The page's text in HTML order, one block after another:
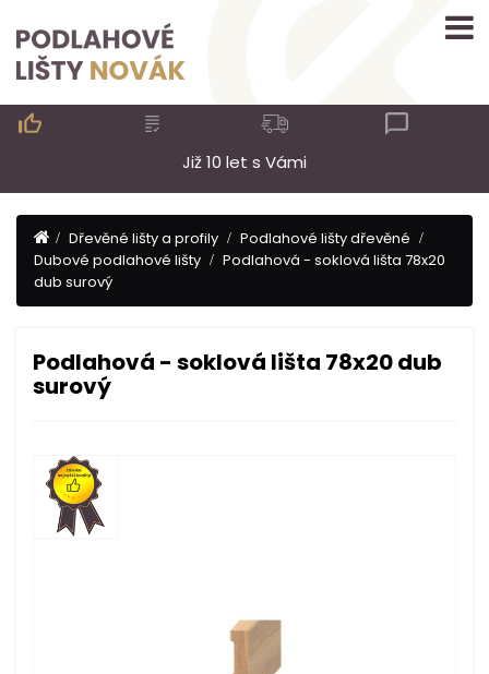

Již 10 let s Vámi
Dřevěné lišty a profily
Podlahové lišty dřevěné
Dubové podlahové lišty
Podlahová - soklová lišta 78x20
dub surový
Podlahová - soklová lišta 78x20 dub
surový